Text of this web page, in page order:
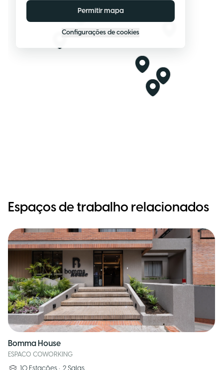
Permitir mapa
Configurações de cookies
Espaços de trabalho relacionados
Bomma House
ESPACO COWORKING